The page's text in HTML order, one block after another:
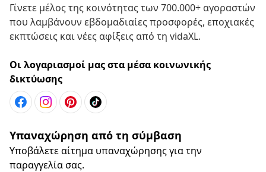
Γίνετε μέλος της κοινότητας των 700.000+ αγοραστών
που λαμβάνουν εβδομαδιαίες προσφορές, εποχιακές
εκπτώσεις και νέες αφίξεις από τη vidaXL.
Οι λογαριασμοί μας στα μέσα κοινωνικής
δικτύωσης
Υπαναχώρηση από τη σύμβαση
Υποβάλετε αίτημα υπαναχώρησης για την
παραγγελία σας.